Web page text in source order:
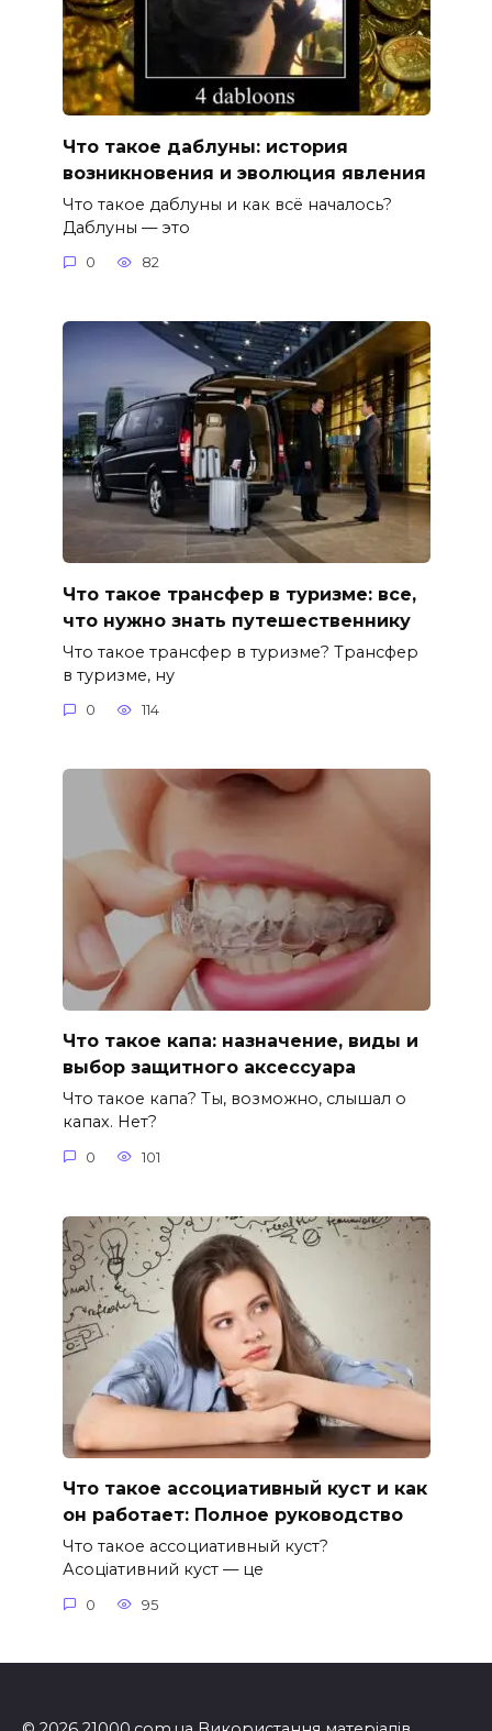
Что такое даблуны: история
возникновения и эволюция явления
Что такое даблуны и как всё началось?
Даблуны — это
0 82
Что такое трансфер в туризме: все,
что нужно знать путешественнику
Что такое трансфер в туризме? Трансфер
в туризме, ну
0 114
Что такое капа: назначение, виды и
выбор защитного аксессуара
Что такое капа? Ты, возможно, слышал о
капах. Нет?
0 101
Что такое ассоциативный куст и как
он работает: Полное руководство
Что такое ассоциативный куст?
Асоціативний куст — це
0 95